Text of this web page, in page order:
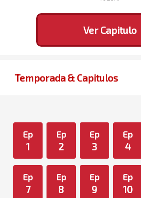
Ver Capitulo
Temporada & Capitulos
Ep
1
Ep
2
Ep
3
Ep
4
Ep
7
Ep
8
Ep
9
Ep
10